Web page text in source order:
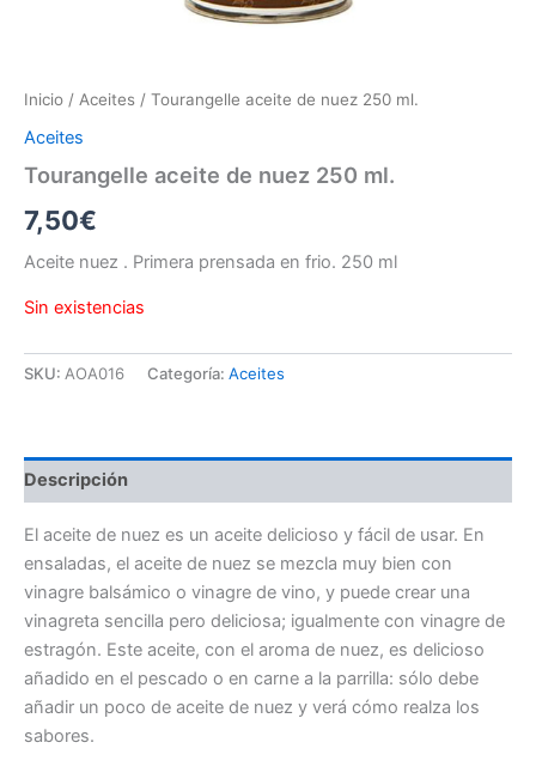
Inicio / Aceites / Tourangelle aceite de nuez 250 ml.
Aceites
Tourangelle aceite de nuez 250 ml.
7,50€
Aceite nuez . Primera prensada en frio. 250 ml
Sin existencias
SKU: AOA016 Categoría: Aceites
Descripción
El aceite de nuez es un aceite delicioso y fácil de usar. En
ensaladas, el aceite de nuez se mezcla muy bien con
vinagre balsámico o vinagre de vino, y puede crear una
vinagreta sencilla pero deliciosa; igualmente con vinagre de
estragón. Este aceite, con el aroma de nuez, es delicioso
añadido en el pescado o en carne a la parrilla: sólo debe
añadir un poco de aceite de nuez y verá cómo realza los
sabores.